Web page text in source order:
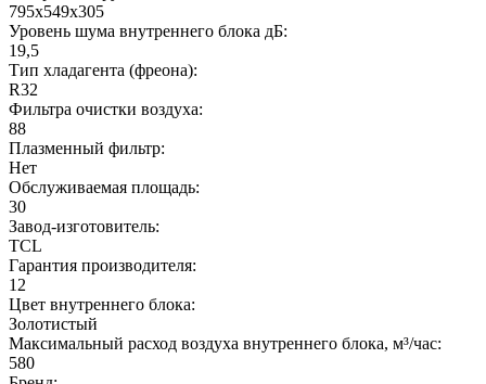
795x549x305
Уровень шума внутреннего блока дБ:
19,5
Тип хладагента (фреона):
R32
Фильтра очистки воздуха:
88
Плазменный фильтр:
Нет
Обслуживаемая площадь:
30
Завод-изготовитель:
TCL
Гарантия производителя:
12
Цвет внутреннего блока:
Золотистый
Максимальный расход воздуха внутреннего блока, м³/час:
580